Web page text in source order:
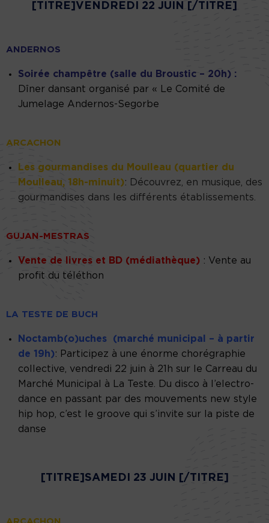
[TITRE]VENDREDI 22 JUIN [/TITRE]
ANDERNOS
Soirée champêtre (salle du Broustic – 20h) :
Dîner dansant organisé par « Le Comité de
Jumelage Andernos-Segorbe
ARCACHON
Les gourmandises du Moulleau (quartier du
Moulleau, 18h-minuit): Découvrez, en musique, des
gourmandises dans les différents établissements.
GUJAN-MESTRAS
Vente de livres et BD (médiathèque) : Vente au
profit du téléthon
LA TESTE DE BUCH
Noctamb(o)uches (marché municipal – à partir
de 19h): Participez à une énorme chorégraphie
collective, vendredi 22 juin à 21h sur le Carreau du
Marché Municipal à La Teste. Du disco à l’electro-
dance en passant par des mouvements new style
hip hop, c’est le groove qui s’invite sur la piste de
danse
[TITRE]SAMEDI 23 JUIN [/TITRE]